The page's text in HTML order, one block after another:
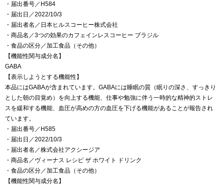
・届出番号／H584
・届出日／2022/10/3
・届出者名／日本ヒルスコーヒー株式会社
・商品名／3つの効果のカフェインレスコーヒー ブラジル
・食品の区分／加工食品（その他）
【機能性関与成分名】
GABA
【表示しようとする機能性】
本品にはGABAが含まれています。GABAには睡眠の質（眠りの深さ、すっきり
とした朝の目覚め）を向上する機能、仕事や勉強に伴う一時的な精神的ストレ
スを緩和する機能、血圧が高めの方の血圧を下げる機能があることが報告され
ています。
・届出番号／H585
・届出日／2022/10/3
・届出者名／株式会社アクシージア
・商品名／ヴィーナス レシピ ザ ホワイト ドリンク
・食品の区分／加工食品（その他）
【機能性関与成分名】